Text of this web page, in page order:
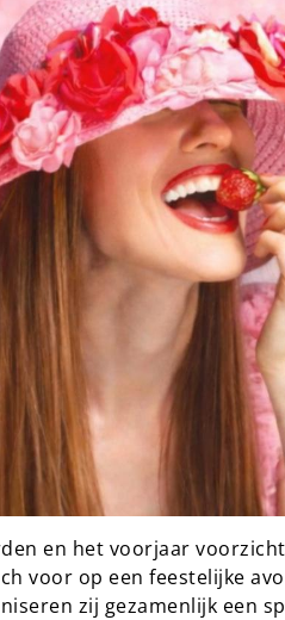
en het voorjaar
voor op een feestelijke
zij gezamenlijk een